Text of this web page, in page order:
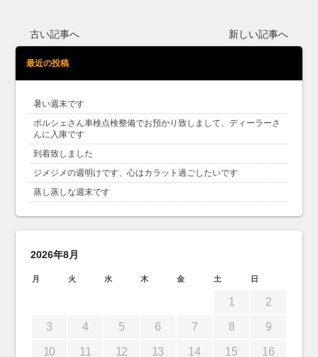
古い記事へ 新しい記事へ
最近の投稿
暑い週末です
ポルシェさん車検点検整備でお預かり致しまして、ディーラーさ
んに入庫です
到着致しました
ジメジメの週明けです、心はカラット過ごしたいです
蒸し蒸しな週末です
2026年8月
月 火 水 木 金 土 日
1 2
3 4 5 6 7 8 9
10 11 12 13 14 15 16